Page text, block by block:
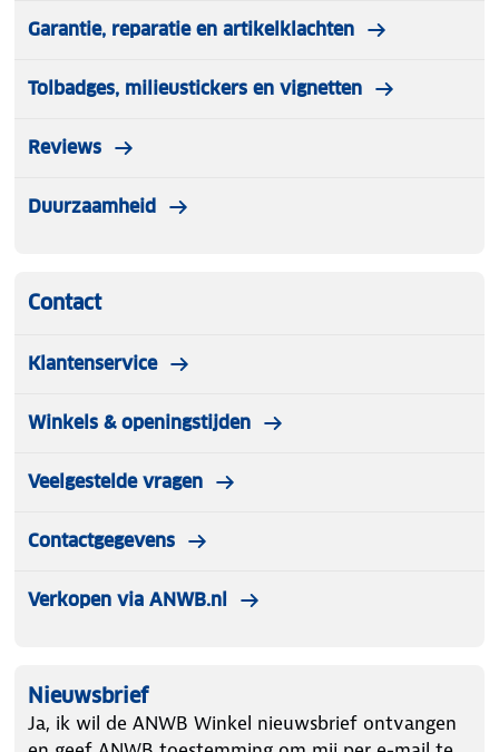
Garantie, reparatie en artikelklachten
Tolbadges, milieustickers en vignetten
Reviews
Duurzaamheid
Contact
Klantenservice
Winkels & openingstijden
Veelgestelde vragen
Contactgegevens
Verkopen via ANWB.nl
Nieuwsbrief
Ja, ik wil de ANWB Winkel nieuwsbrief ontvangen